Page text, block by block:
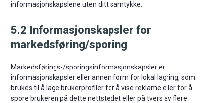
informasjonskapslene uten ditt samtykke.
5.2 Informasjonskapsler for
markedsføring/sporing
Markedsførings-/sporingsinformasjonskapsler er
informasjonskapsler eller annen form for lokal lagring, som
brukes til å lage brukerprofiler for å vise reklame eller for å
spore brukeren på dette nettstedet eller på tvers av flere